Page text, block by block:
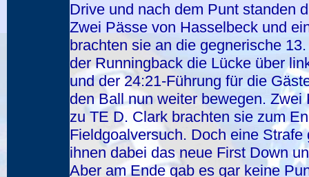
Drive und nach dem Punt standen
Zwei Pässe von Hasselbeck und
brachten sie an die gegnerische
der Runningback die Lücke über
und der 24:21-Führung für die
den Ball nun weiter bewegen.
zu TE D. Clark brachten sie zum
Fieldgoalversuch. Doch eine
ihnen dabei das neue First Down
Aber am Ende gab es gar keine